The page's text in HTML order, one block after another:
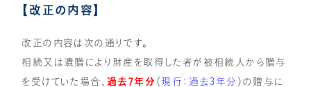
【改正の内容】
改正の内容は次の通りです。
相続又は遺贈により財産を取得した者が被相続人から贈与
を受けていた場合、 過去7年分 （ 現行：過去3年分 ）の贈与に